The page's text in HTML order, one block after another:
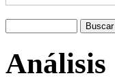
Análisis